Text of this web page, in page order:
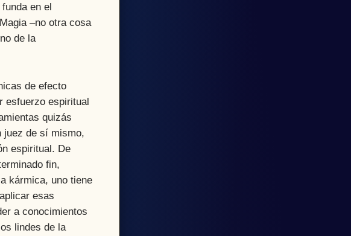
en el
–no otra cosa
de la
de efecto
esfuerzo espiritual
quizás
juez de sí mismo,
espiritual. De
fin,
kármica, uno tiene
esas
a conocimientos
lindes de la